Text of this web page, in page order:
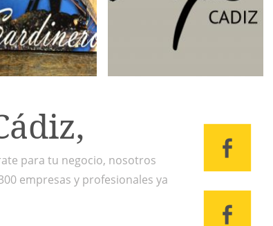
para tu negocio, nosotros
empresas y profesionales ya